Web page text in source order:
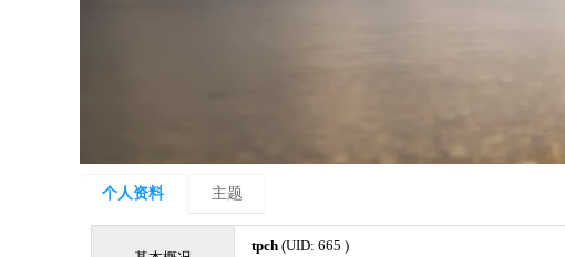
个人资料 主题
tpch (UID: 665 )